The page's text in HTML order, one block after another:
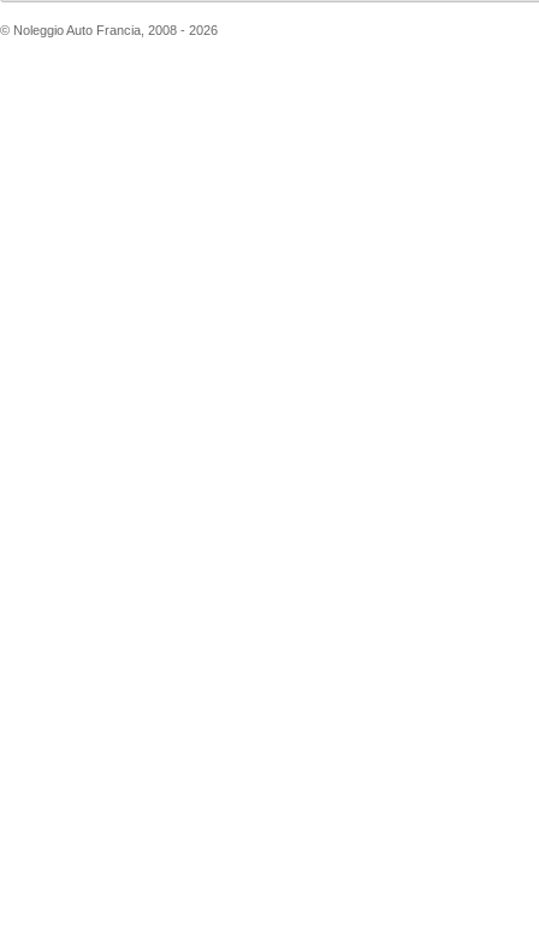
© Noleggio Auto Francia, 2008 - 2026